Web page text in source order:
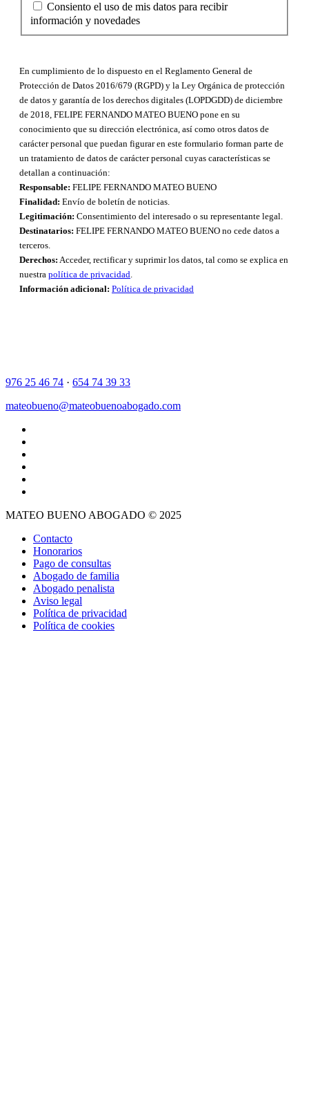
Consiento el uso de mis datos para recibir
información y novedades
En cumplimiento de lo dispuesto en el Reglamento General de
Protección de Datos 2016/679 (RGPD) y la Ley Orgánica de protección
de datos y garantía de los derechos digitales (LOPDGDD) de diciembre
de 2018, FELIPE FERNANDO MATEO BUENO pone en su
conocimiento que su dirección electrónica, así como otros datos de
carácter personal que puedan figurar en este formulario forman parte de
un tratamiento de datos de carácter personal cuyas características se
detallan a continuación:
Responsable: FELIPE FERNANDO MATEO BUENO
Finalidad: Envío de boletín de noticias.
Legitimación: Consentimiento del interesado o su representante legal.
Destinatarios: FELIPE FERNANDO MATEO BUENO no cede datos a
terceros.
Derechos: Acceder, rectificar y suprimir los datos, tal como se explica en
nuestra política de privacidad.
Información adicional: Política de privacidad
976 25 46 74 · 654 74 39 33
mateobueno@mateobuenoabogado.com
MATEO BUENO ABOGADO © 2025
Contacto
Honorarios
Pago de consultas
Abogado de familia
Abogado penalista
Aviso legal
Política de privacidad
Política de cookies